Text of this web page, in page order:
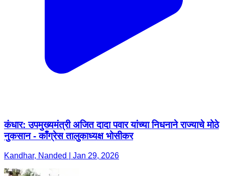
कंधार: उपमुख्यमंत्री अजित दादा पवार यांच्या निधनाने राज्याचे मोठे
नुकसान - काँग्रेस तालुकाध्यक्ष भोसीकर
Kandhar, Nanded | Jan 29, 2026